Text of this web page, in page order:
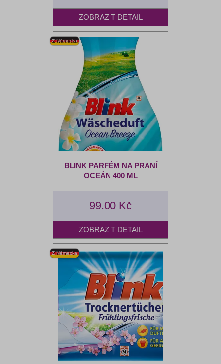
BLINK PARFÉM NA PRANÍ
OCEÁN 400 ML
99.00 Kč